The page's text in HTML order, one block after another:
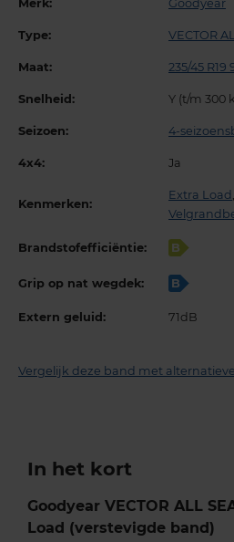
Merk: Goodyear
Type: VECTOR
Maat: 235/45 R19
Snelheid: Y (t/m 300
Seizoen: 4-
4x4: Ja
Kenmerken:
Extra Load
Brandstofefficiëntie: B
Grip op nat wegdek: B
Extern geluid: 71dB
Vergelijk deze band met
In het kort
Goodyear VECTOR ALL
Load (verstevigde band)